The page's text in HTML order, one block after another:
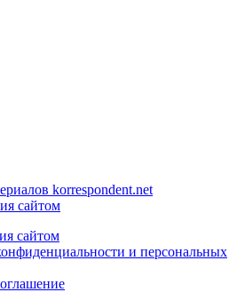
korrespondent.net
сайтом
сайтом
и персональных